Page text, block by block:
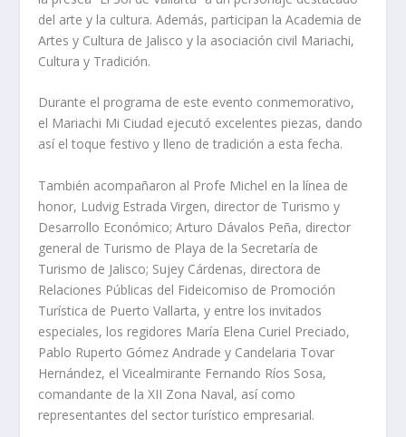
del arte y la cultura. Además, participan la Academia de
Artes y Cultura de Jalisco y la asociación civil Mariachi,
Cultura y Tradición.
Durante el programa de este evento conmemorativo,
el Mariachi Mi Ciudad ejecutó excelentes piezas, dando
así el toque festivo y lleno de tradición a esta fecha.
También acompañaron al Profe Michel en la línea de
honor, Ludvig Estrada Virgen, director de Turismo y
Desarrollo Económico; Arturo Dávalos Peña, director
general de Turismo de Playa de la Secretaría de
Turismo de Jalisco; Sujey Cárdenas, directora de
Relaciones Públicas del Fideicomiso de Promoción
Turística de Puerto Vallarta, y entre los invitados
especiales, los regidores María Elena Curiel Preciado,
Pablo Ruperto Gómez Andrade y Candelaria Tovar
Hernández, el Vicealmirante Fernando Ríos Sosa,
comandante de la XII Zona Naval, así como
representantes del sector turístico empresarial.